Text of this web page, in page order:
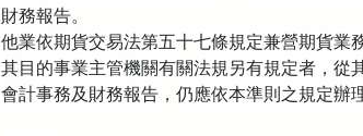
財務報告。
他業依期貨交易法第五十七條規定兼營期貨業
其目的事業主管機關有關法規另有規定者，從
會計事務及財務報告，仍應依本準則之規定辦理